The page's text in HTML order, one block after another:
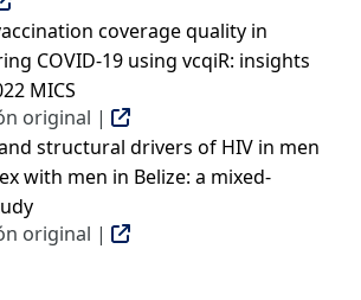
coverage quality in
COVID-19 using vcqiR: insights
MICS
original |
structural drivers of HIV in men
with men in Belize: a mixed-
original |